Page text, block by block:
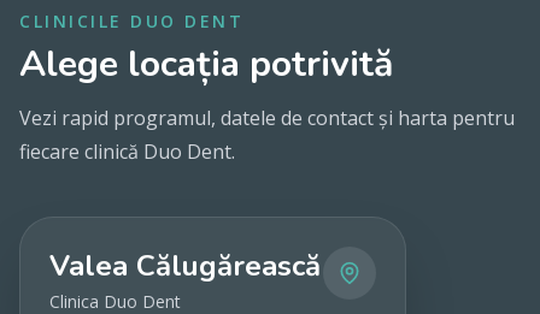
CLINICILE DUO DENT
Alege locația potrivită
Vezi rapid programul, datele de contact și harta pentru
fiecare clinică Duo Dent.
Valea Călugărească
Clinica Duo Dent